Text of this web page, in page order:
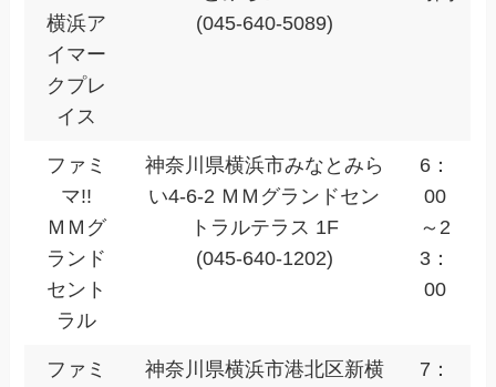
横浜ア
イマー
クプレ
イス
(045-640-5089)
ファミ
マ!!
ＭＭグ
ランド
セント
ラル
神奈川県横浜市みなとみら
い4-6-2 ＭＭグランドセン
トラルテラス 1F
(045-640-1202)
6：
00
～2
3：
00
ファミ
神奈川県横浜市港北区新横
7：